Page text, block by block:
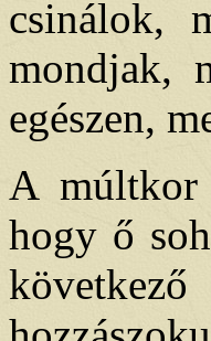
csinálok,
mondjak,
egészen,
A múltkor
hogy ő